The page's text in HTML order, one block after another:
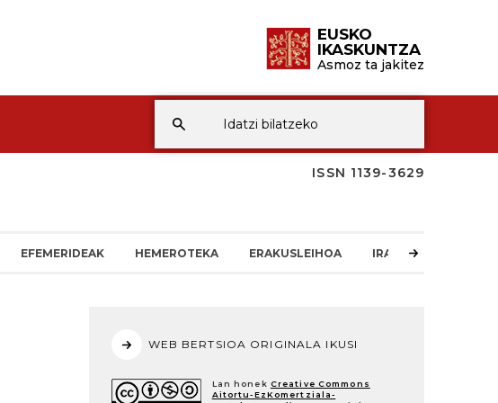
EUSKO
IKASKUNTZA
Asmoz ta jakitez
ISSN 1139-3629
EFEMERIDEAK HEMEROTEKA ERAKUSLEIHOA IRAKURLEAREN
WEB BERTSIOA ORIGINALA IKUSI
Lan honek Creative Commons
Aitortu-EzKomertziala-